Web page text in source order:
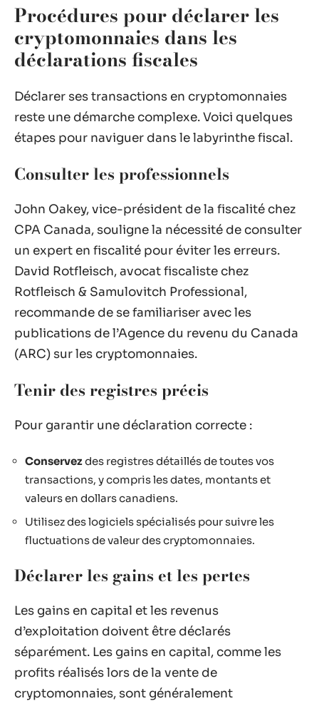
Procédures pour déclarer les
cryptomonnaies dans les
déclarations fiscales
Déclarer ses transactions en cryptomonnaies
reste une démarche complexe. Voici quelques
étapes pour naviguer dans le labyrinthe fiscal.
Consulter les professionnels
John Oakey, vice-président de la fiscalité chez
CPA Canada, souligne la nécessité de consulter
un expert en fiscalité pour éviter les erreurs.
David Rotfleisch, avocat fiscaliste chez
Rotfleisch & Samulovitch Professional,
recommande de se familiariser avec les
publications de l’Agence du revenu du Canada
(ARC) sur les cryptomonnaies.
Tenir des registres précis
Pour garantir une déclaration correcte :
Conservezdes registres détaillés de toutes vos
transactions, y compris les dates, montants et
valeurs en dollars canadiens.
Utilisez des logiciels spécialisés pour suivre les
fluctuations de valeur des cryptomonnaies.
Déclarer les gains et les pertes
Les gains en capital et les revenus
d’exploitation doivent être déclarés
séparément. Les gains en capital, comme les
profits réalisés lors de la vente de
cryptomonnaies, sont généralement